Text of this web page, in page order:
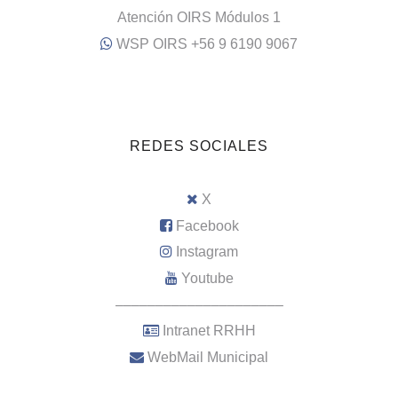
Atención OIRS Módulos 1
WSP OIRS +56 9 6190 9067
REDES SOCIALES
X
Facebook
Instagram
Youtube
–––––––––––––––––––––
Intranet RRHH
WebMail Municipal